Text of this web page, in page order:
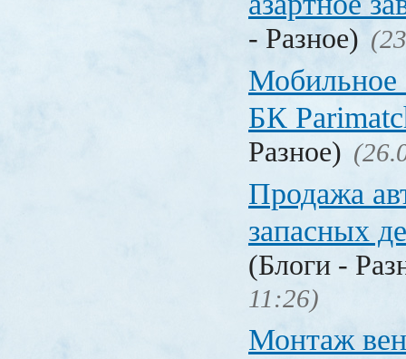
- Разное)
Мобильное
БК
Разное)
Продажа
запасных
(Блоги -
11:26)
Монтаж